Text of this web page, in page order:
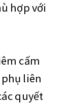
hợp với
cấm
liên
quyết